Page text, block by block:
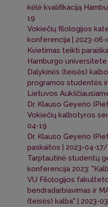
kėlė kvalifikaciją
19
Vokiečių filologijos
konferencija | 2023-06-
Kvietimas teikti
Hamburgo universitete
Dalykinės (teisės)
programos studentės
Lietuvos
Dr. Klauso Geyerio
Vokiečių kalbotyros
04-19
Dr. Klauso Geyerio
paskaitos | 2023-04-17/
Tarptautinė studentų
konferencija 2023:
VU Filologijos
bendradarbiavimas ir
(teisės) kalba" | 2023-